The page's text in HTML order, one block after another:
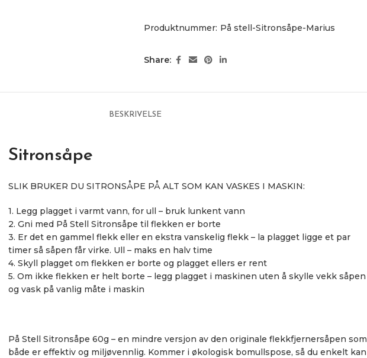
Produktnummer: På stell-Sitronsåpe-Marius
Share:
BESKRIVELSE
Sitronsåpe
SLIK BRUKER DU SITRONSÅPE PÅ ALT SOM KAN VASKES I MASKIN:
1. Legg plagget i varmt vann, for ull – bruk lunkent vann
2. Gni med På Stell Sitronsåpe til flekken er borte
3. Er det en gammel flekk eller en ekstra vanskelig flekk – la plagget ligge et par
timer så såpen får virke. Ull – maks en halv time
4. Skyll plagget om flekken er borte og plagget ellers er rent
5. Om ikke flekken er helt borte – legg plagget i maskinen uten å skylle vekk såpen
og vask på vanlig måte i maskin
På Stell Sitronsåpe 60g – en mindre versjon av den originale flekkfjernersåpen som
både er effektiv og miljøvennlig. Kommer i økologisk bomullspose, så du enkelt kan